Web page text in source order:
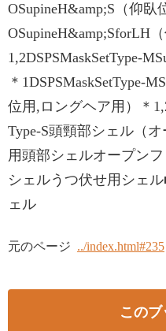
OSupineH&amp;S（仰臥
OSupineH&amp;SforLH
1,2DSPSMaskSetType-
＊1DSPSMaskSetType-
位用,ロングヘア用）＊
Type-S頭頸部シェル（
用頭部シェルオープン
シェルうつ伏せ用シェ
ェル
元のページ ../index.html#235
この